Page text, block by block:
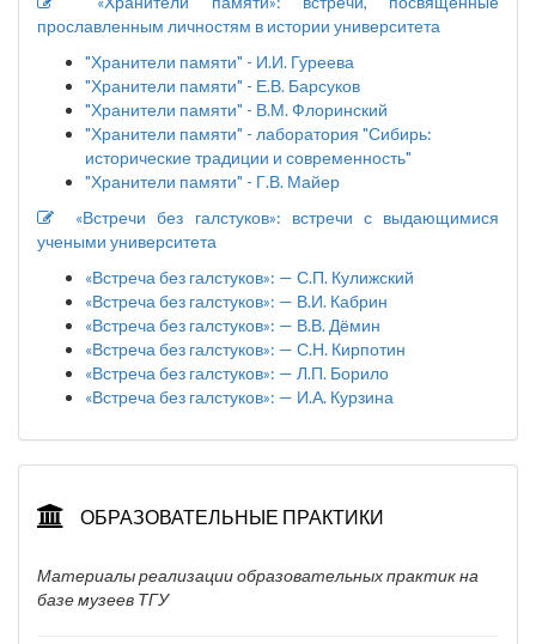
прославленным личностям в истории университета
"Хранители памяти" - И.И. Гуреева
"Хранители памяти" - Е.В. Барсуков
"Хранители памяти" - В.М. Флоринский
"Хранители памяти" - лаборатория "Сибирь:
исторические традиции и современность"
"Хранители памяти" - Г.В. Майер
«Встречи без галстуков»: встречи с выдающимися
учеными университета
«Встреча без галстуков»: — С.П. Кулижский
«Встреча без галстуков»: — В.И. Кабрин
«Встреча без галстуков»: — В.В. Дёмин
«Встреча без галстуков»: — С.Н. Кирпотин
«Встреча без галстуков»: — Л.П. Борило
«Встреча без галстуков»: — И.А. Курзина
ОБРАЗОВАТЕЛЬНЫЕ ПРАКТИКИ
Материалы реализации образовательных практик на
базе музеев ТГУ